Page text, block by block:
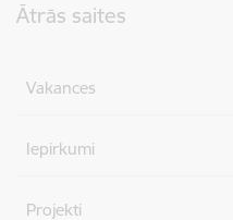
Ātrās saites
Vakances
Iepirkumi
Projekti